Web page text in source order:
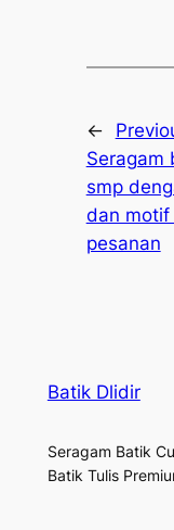
←
Seragam
smp
dan motif
pesanan
Batik Dlidir
Seragam Batik
Batik Tulis